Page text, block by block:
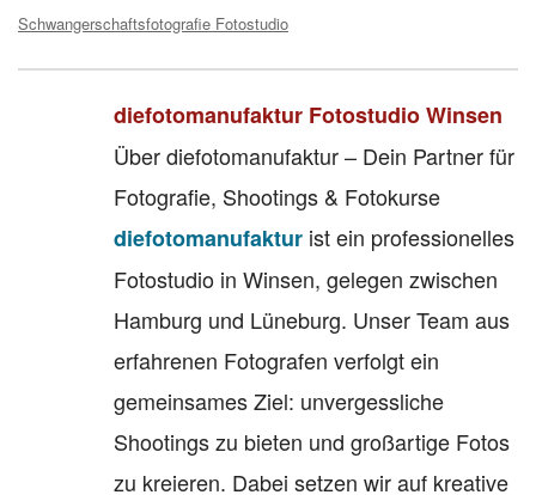
Schwangerschaftsfotografie Fotostudio
diefotomanufaktur Fotostudio Winsen
Über diefotomanufaktur – Dein Partner für
Fotografie, Shootings & Fotokurse
diefotomanufaktur ist ein professionelles
Fotostudio in Winsen, gelegen zwischen
Hamburg und Lüneburg. Unser Team aus
erfahrenen Fotografen verfolgt ein
gemeinsames Ziel: unvergessliche
Shootings zu bieten und großartige Fotos
zu kreieren. Dabei setzen wir auf kreative